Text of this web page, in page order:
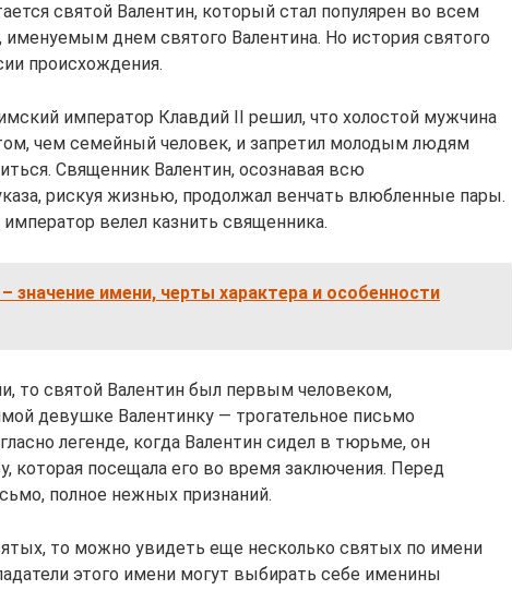
святой Валентин, который стал популярен во всем
именуемым днем святого Валентина. Но история святого
происхождения.
император Клавдий II решил, что холостой мужчина
чем семейный человек, и запретил молодым людям
Священник Валентин, осознавая всю
рискуя жизнью, продолжал венчать влюбленные пары.
велел казнить священника.
значение имени, черты характера и особенности
то святой Валентин был первым человеком,
девушке Валентинку — трогательное письмо
легенде, когда Валентин сидел в тюрьме, он
которая посещала его во время заключения. Перед
полное нежных признаний.
то можно увидеть еще несколько святых по имени
этого имени могут выбирать себе именины